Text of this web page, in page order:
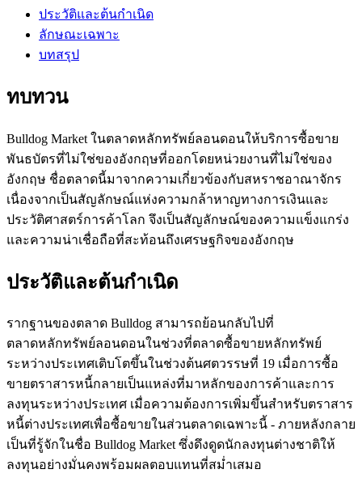
ประวัติและต้นกำเนิด
ลักษณะเฉพาะ
บทสรุป
ทบทวน
Bulldog Market ในตลาดหลักทรัพย์ลอนดอนให้บริการซื้อขาย
พันธบัตรที่ไม่ใช่ของอังกฤษที่ออกโดยหน่วยงานที่ไม่ใช่ของ
อังกฤษ ชื่อตลาดนี้มาจากความเกี่ยวข้องกับสหราชอาณาจักร
เนื่องจากเป็นสัญลักษณ์แห่งความกล้าหาญทางการเงินและ
ประวัติศาสตร์การค้าโลก จึงเป็นสัญลักษณ์ของความแข็งแกร่ง
และความน่าเชื่อถือที่สะท้อนถึงเศรษฐกิจของอังกฤษ
ประวัติและต้นกำเนิด
รากฐานของตลาด Bulldog สามารถย้อนกลับไปที่
ตลาดหลักทรัพย์ลอนดอนในช่วงที่ตลาดซื้อขายหลักทรัพย์
ระหว่างประเทศเติบโตขึ้นในช่วงต้นศตวรรษที่ 19 เมื่อการซื้อ
ขายตราสารหนี้กลายเป็นแหล่งที่มาหลักของการค้าและการ
ลงทุนระหว่างประเทศ เมื่อความต้องการเพิ่มขึ้นสำหรับตราสาร
หนี้ต่างประเทศเพื่อซื้อขายในส่วนตลาดเฉพาะนี้ - ภายหลังกลาย
เป็นที่รู้จักในชื่อ Bulldog Market ซึ่งดึงดูดนักลงทุนต่างชาติให้
ลงทุนอย่างมั่นคงพร้อมผลตอบแทนที่สม่ำเสมอ